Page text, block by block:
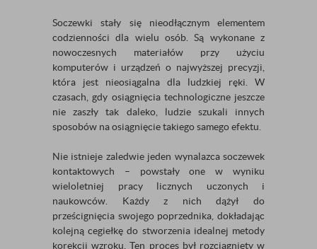
Soczewki stały się nieodłącznym elementem
codzienności dla wielu osób. Są wykonane z
nowoczesnych materiałów przy użyciu
komputerów i urządzeń o najwyższej precyzji,
która jest nieosiągalna dla ludzkiej ręki. W
czasach, gdy osiągnięcia technologiczne jeszcze
nie zaszły tak daleko, ludzie szukali innych
sposobów na osiągnięcie takiego samego efektu.
Nie istnieje zaledwie jeden wynalazca soczewek
kontaktowych – powstały one w wyniku
wieloletniej pracy licznych uczonych i
naukowców. Każdy z nich dążył do
prześcignięcia swojego poprzednika, dokładając
kolejną cegiełkę do stworzenia idealnej metody
korekcji wzroku. Ten proces był rozciągnięty w